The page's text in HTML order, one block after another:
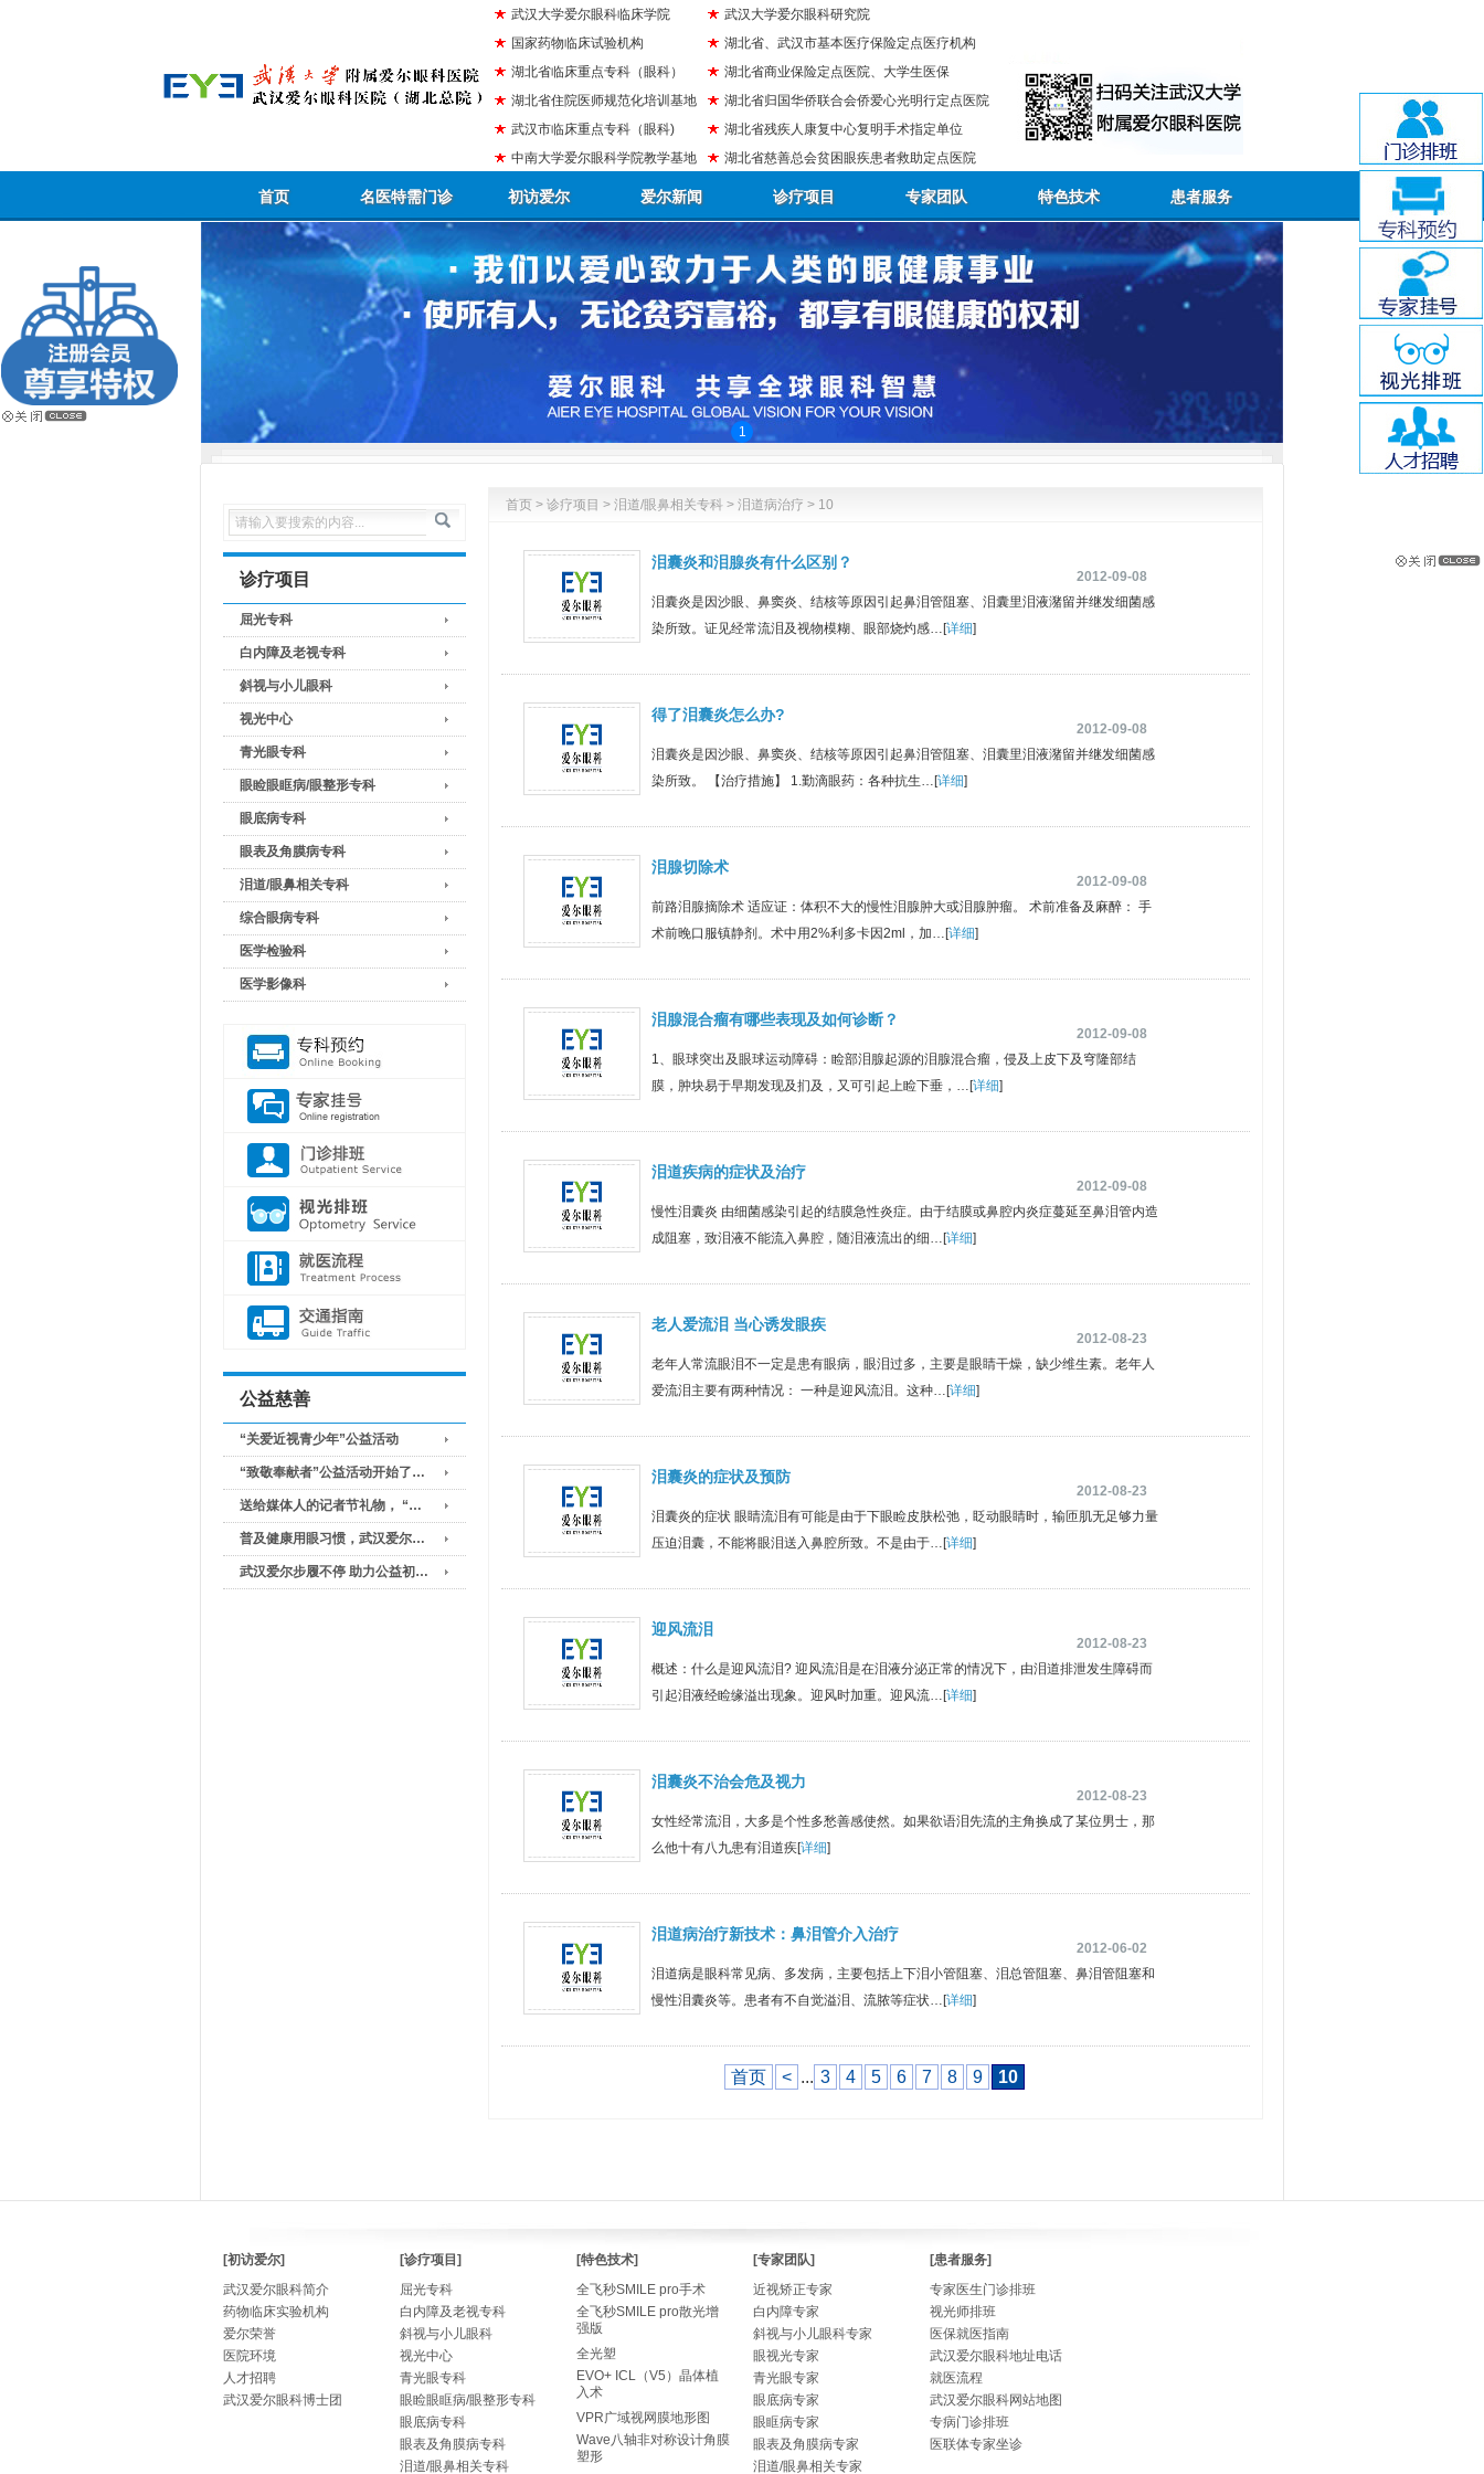
武汉大学爱尔眼科临床学院
国家药物临床试验机构
湖北省临床重点专科（眼科）
湖北省住院医师规范化培训基地
武汉市临床重点专科（眼科)
中南大学爱尔眼科学院教学基地
武汉大学爱尔眼科研究院
湖北省、武汉市基本医疗保险定点医疗机构
湖北省商业保险定点医院、大学生医保
湖北省归国华侨联合会侨爱心光明行定点医院
湖北省残疾人康复中心复明手术指定单位
湖北省慈善总会贫困眼疾患者救助定点医院
首页 名医特需门诊 初访爱尔 爱尔新闻 诊疗项目 专家团队 特色技术 患者服务
1
诊疗项目
屈光专科
白内障及老视专科
斜视与小儿眼科
视光中心
青光眼专科
眼睑眼眶病/眼整形专科
眼底病专科
眼表及角膜病专科
泪道/眼鼻相关专科
综合眼病专科
医学检验科
医学影像科
公益慈善
“关爱近视青少年”公益活动
“致敬奉献者”公益活动开始了…
送给媒体人的记者节礼物， “…
普及健康用眼习惯，武汉爱尔…
武汉爱尔步履不停 助力公益初…
首页 > 诊疗项目 > 泪道/眼鼻相关专科 > 泪道病治疗 > 10
泪囊炎和泪腺炎有什么区别？
2012-09-08
泪囊炎是因沙眼、鼻窦炎、结核等原因引起鼻泪管阻塞、泪囊里泪液潴留并继发细菌感
染所致。证见经常流泪及视物模糊、眼部烧灼感…[详细]
得了泪囊炎怎么办?
2012-09-08
泪囊炎是因沙眼、鼻窦炎、结核等原因引起鼻泪管阻塞、泪囊里泪液潴留并继发细菌感
染所致。 【治疗措施】 1.勤滴眼药：各种抗生…[详细]
泪腺切除术
2012-09-08
前路泪腺摘除术 适应证：体积不大的慢性泪腺肿大或泪腺肿瘤。 术前准备及麻醉： 手
术前晚口服镇静剂。术中用2%利多卡因2ml，加…[详细]
泪腺混合瘤有哪些表现及如何诊断？
2012-09-08
1、眼球突出及眼球运动障碍：睑部泪腺起源的泪腺混合瘤，侵及上皮下及穹隆部结
膜，肿块易于早期发现及扪及，又可引起上睑下垂，…[详细]
泪道疾病的症状及治疗
2012-09-08
慢性泪囊炎 由细菌感染引起的结膜急性炎症。由于结膜或鼻腔内炎症蔓延至鼻泪管内造
成阻塞，致泪液不能流入鼻腔，随泪液流出的细…[详细]
老人爱流泪 当心诱发眼疾
2012-08-23
老年人常流眼泪不一定是患有眼病，眼泪过多，主要是眼睛干燥，缺少维生素。老年人
爱流泪主要有两种情况： 一种是迎风流泪。这种…[详细]
泪囊炎的症状及预防
2012-08-23
泪囊炎的症状 眼睛流泪有可能是由于下眼睑皮肤松弛，眨动眼睛时，输匝肌无足够力量
压迫泪囊，不能将眼泪送入鼻腔所致。不是由于…[详细]
迎风流泪
2012-08-23
概述：什么是迎风流泪? 迎风流泪是在泪液分泌正常的情况下，由泪道排泄发生障碍而
引起泪液经睑缘溢出现象。迎风时加重。迎风流…[详细]
泪囊炎不治会危及视力
2012-08-23
女性经常流泪，大多是个性多愁善感使然。如果欲语泪先流的主角换成了某位男士，那
么他十有八九患有泪道疾[详细]
泪道病治疗新技术：鼻泪管介入治疗
2012-06-02
泪道病是眼科常见病、多发病，主要包括上下泪小管阻塞、泪总管阻塞、鼻泪管阻塞和
慢性泪囊炎等。患者有不自觉溢泪、流脓等症状…[详细]
首页 < ... 3 4 5 6 7 8 9 10
[初访爱尔]
武汉爱尔眼科简介
药物临床实验机构
爱尔荣誉
医院环境
人才招聘
武汉爱尔眼科博士团
[诊疗项目]
屈光专科
白内障及老视专科
斜视与小儿眼科
视光中心
青光眼专科
眼睑眼眶病/眼整形专科
眼底病专科
眼表及角膜病专科
泪道/眼鼻相关专科
[特色技术]
全飞秒SMILE pro手术
全飞秒SMILE pro散光增
强版
全光塑
EVO+ ICL（V5）晶体植
入术
VPR广域视网膜地形图
Wave八轴非对称设计角膜
塑形
[专家团队]
近视矫正专家
白内障专家
斜视与小儿眼科专家
眼视光专家
青光眼专家
眼底病专家
眼眶病专家
眼表及角膜病专家
泪道/眼鼻相关专家
[患者服务]
专家医生门诊排班
视光师排班
医保就医指南
武汉爱尔眼科地址电话
就医流程
武汉爱尔眼科网站地图
专病门诊排班
医联体专家坐诊